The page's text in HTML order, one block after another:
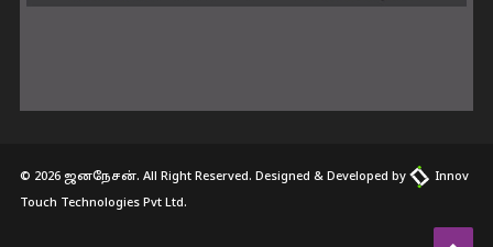
© 2026 ஜனநேசன். All Right Reserved. Designed & Developed by
Innov
Touch Technologies Pvt Ltd.